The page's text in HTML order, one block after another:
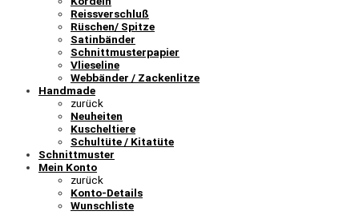
Reissverschluß
Rüschen/ Spitze
Satinbänder
Schnittmusterpapier
Vlieseline
Webbänder / Zackenlitze
Handmade
zurück
Neuheiten
Kuscheltiere
Schultüte / Kitatüte
Schnittmuster
Mein Konto
zurück
Konto-Details
Wunschliste